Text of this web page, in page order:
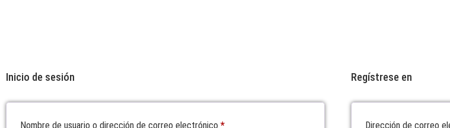
Inicio de sesión
Nombre de usuario o dirección de correo electrónico *
Regístrese en
Dirección de correo